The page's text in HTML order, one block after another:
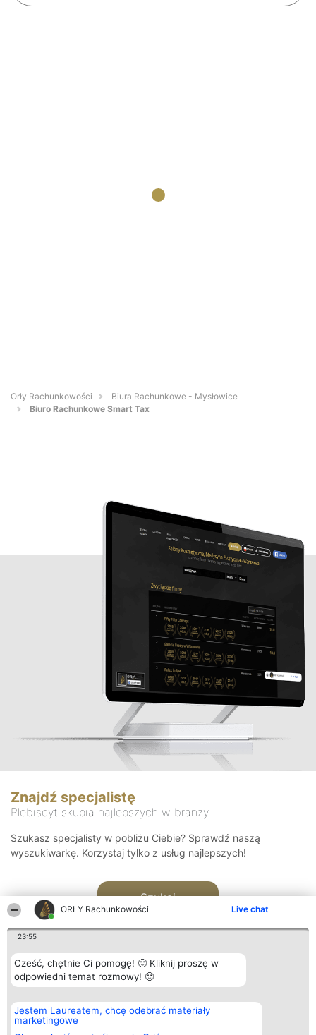
ORŁY Rachunkowości Live chat
23:55
Cześć, chętnie Ci pomogę! 🙂 Kliknij proszę w
odpowiedni temat rozmowy! 🙂
Jestem Laureatem, chcę odebrać materiały
marketingowe
Orły Rachunkowości
Biura Rachunkowe - Mysłowice
Biuro Rachunkowe Smart Tax
Znajdź specjalistę
Plebiscyt skupia najlepszych w branży
Szukasz specjalisty w pobliżu Ciebie? Sprawdź naszą
wyszukiwarkę. Korzystaj tylko z usług najlepszych!
Szukaj
Organizator plebiscytu
Bright Side Solutions sp. z o.
o. sp. k.
ul. Ruska 22
Plebiscyt
Laureaci
wszystkich
Kontakt
Kontakt